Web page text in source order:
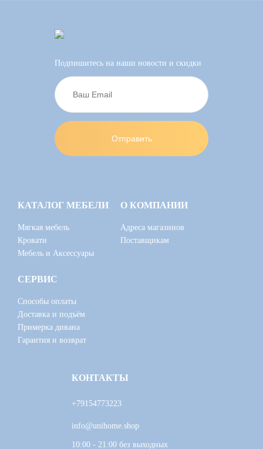
Подпишитесь на наши новости и скидки
КАТАЛОГ МЕБЕЛИ
Мягкая мебель
Кровати
Мебель и Аксессуары
О КОМПАНИИ
Адреса магазинов
Поставщикам
СЕРВИС
Способы оплаты
Доставка и подъём
Примерка дивана
Гарантия и возврат
КОНТАКТЫ
+79154773223
info@unihome.shop
10:00 - 21:00 без выходных